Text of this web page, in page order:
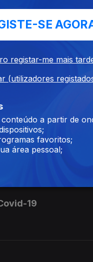
confunde
vírus
de Abril em
19
SE
registar-me mais
(utilizadores
conteúdo a partir de
favoritos;
área pessoal;